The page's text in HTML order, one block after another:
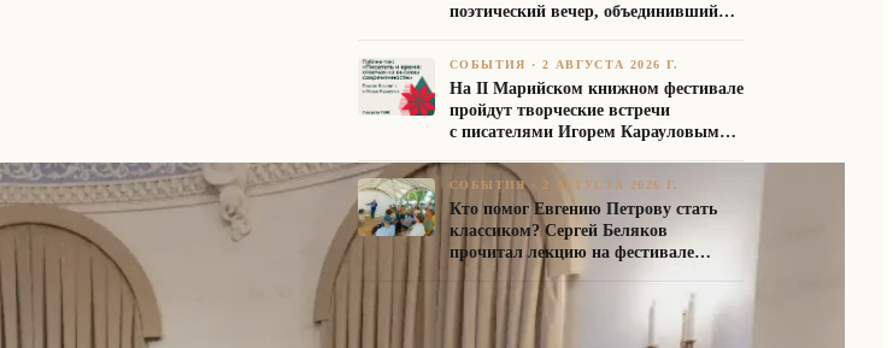
поэтический вечер, объединивший
СОБЫТИЯ ·2 АВГУСТА 2026 Г.
На II Марийском книжном фестивале
пройдут творческие встречи
с писателями Игорем Карауловым
СОБЫТИЯ· 2 АВГУСТА 2026 Г.
Кто помог Евгению Петрову стать
классиком? Сергей Беляков
прочитал лекцию на фестивале
«Белый июнь»